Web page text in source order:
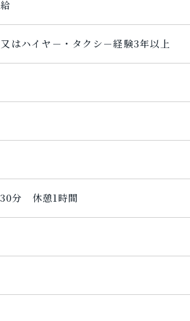
はハイヤ－・タクシ－経験3年以上
分 休憩1時間